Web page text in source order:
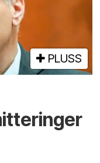
PLUSS